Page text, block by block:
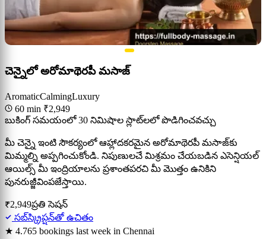
చెన్నైలో అరోమాథెరపీ మసాజ్
AromaticCalmingLuxury
60 min ₹2,949
బుకింగ్ సమయంలో 30 నిమిషాల స్లాట్‌లలో పొడిగించవచ్చు
మీ చెన్నై ఇంటి సౌకర్యంలో ఆహ్లాదకరమైన అరోమాథెరపీ మసాజ్‌కు
మిమ్మల్ని అప్పగించుకోండి. నిపుణులచే మిశ్రమం చేయబడిన ఎసెన్షియల్
ఆయిల్స్ మీ ఇంద్రియాలను ప్రశాంతపరచి మీ మొత్తం ఉనికిని
పునరుజ్జీవింపజేస్తాయి.
₹2,949ప్రతి సెషన్
సబ్‌స్క్రిప్షన్‌తో ఉచితం
★ 4.765 bookings last week in Chennai